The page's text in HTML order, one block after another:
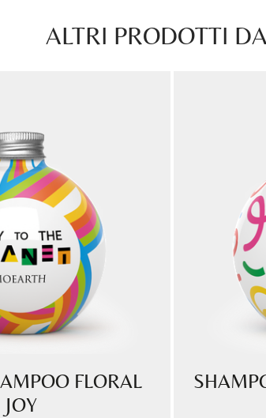
ALTRI PRODOTTI
FLORAL
JOY